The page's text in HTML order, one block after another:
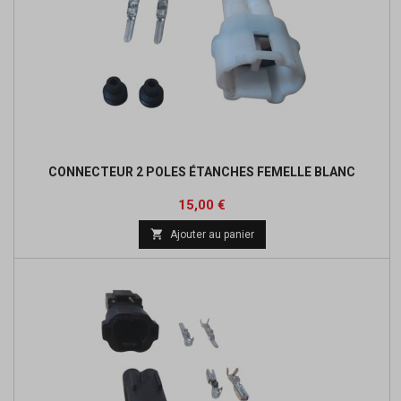
CONNECTEUR 2 POLES ÉTANCHES FEMELLE BLANC
Prix
15,00 €
 Ajouter au panier